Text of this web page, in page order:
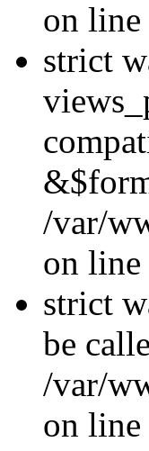
on line
strict
/var/
on line
strict
be
/var/
on line